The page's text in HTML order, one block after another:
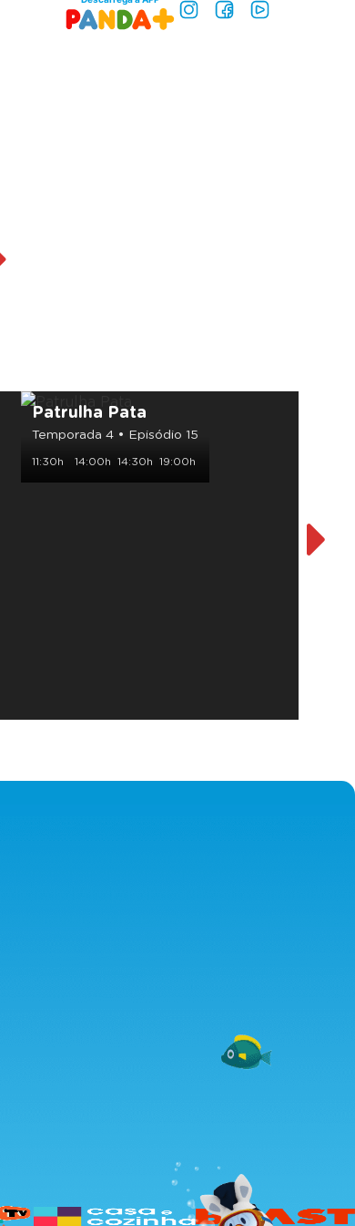
Patrulha Pata
Temporada 4 • Episódio 15
11:30h 14:00h 14:30h 19:00h